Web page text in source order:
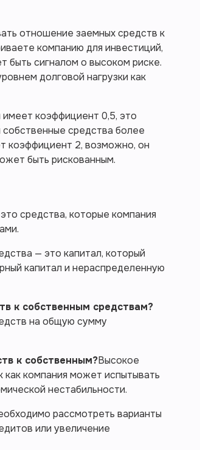
отношение заемных средств к
компанию для инвестиций,
быть сигналом о высоком риске.
долговой нагрузки как
имеет коэффициент 0,5, это
средства более
коэффициент 2, возможно, он
быть рискованным.
средства, которые компания
— это капитал, который
капитал и нераспределенную
к собственным средствам?
на общую сумму
к собственным?Высокое
как компания может испытывать
нестабильности.
рассмотреть варианты
или увеличение